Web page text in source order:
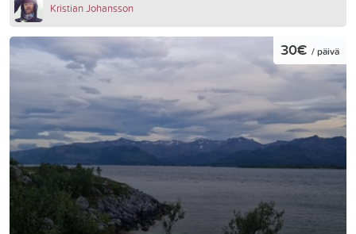
Kristian Johansson
30€ / päivä